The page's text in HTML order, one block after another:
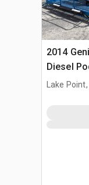
2014
Diesel
Lake Point,